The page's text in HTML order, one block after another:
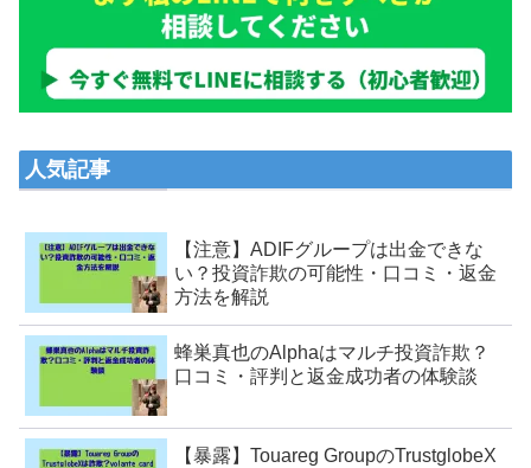
人気記事
【注意】ADIFグループは出金できな
い？投資詐欺の可能性・口コミ・返金
方法を解説
蜂巣真也のAlphaはマルチ投資詐欺？
口コミ・評判と返金成功者の体験談
【暴露】Touareg GroupのTrustglobeX